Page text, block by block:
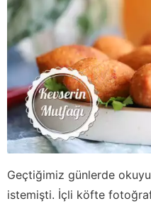
Geçtiğimiz günlerde
istemişti. İçli köfte